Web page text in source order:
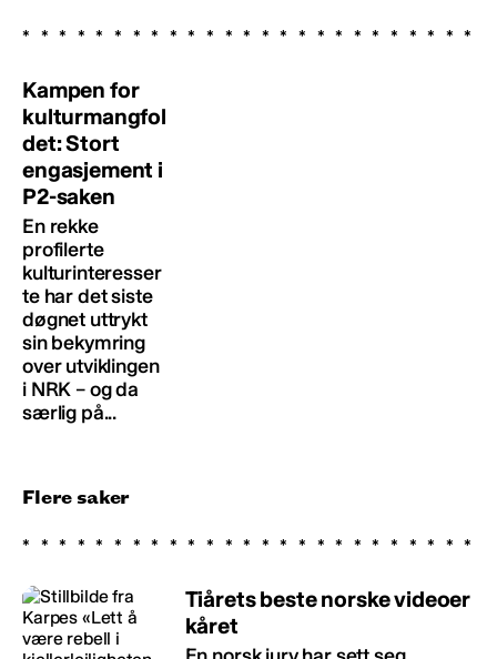
Kampen for
kulturmangfol
det: Stort
engasjement i
P2-saken
En rekke
profilerte
kulturinteresser
te har det siste
døgnet uttrykt
sin bekymring
over utviklingen
i NRK – og da
særlig på...
Flere saker
Tiårets beste norske videoer
kåret